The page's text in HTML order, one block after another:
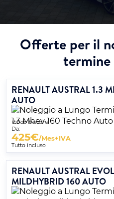
Offerte per il
termine
RENAULT AUSTRAL 1.3
AUTO
Ibrido benzina
Da:
425€/Mes+IVA
Tutto incluso
RENAULT AUSTRAL
MILDHYBRID 160 AUTO